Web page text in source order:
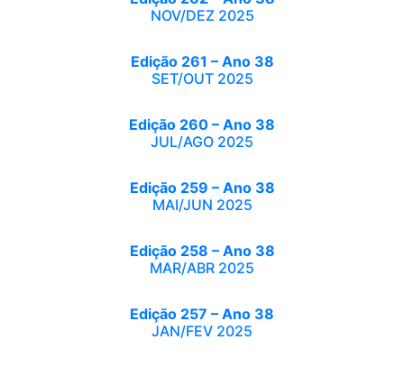
NOV/DEZ 2025
Edição 261 – Ano 38
SET/OUT 2025
Edição 260 – Ano 38
JUL/AGO 2025
Edição 259 – Ano 38
MAI/JUN 2025
Edição 258 – Ano 38
MAR/ABR 2025
Edição 257 – Ano 38
JAN/FEV 2025